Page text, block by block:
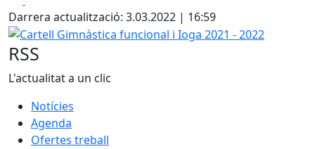
+
−
Darrera actualització: 3.03.2022 | 16:59
Cartell Gimnàstica funcional i Ioga 2021 - 2022
RSS
L'actualitat a un clic
Notícies
Agenda
Ofertes treball